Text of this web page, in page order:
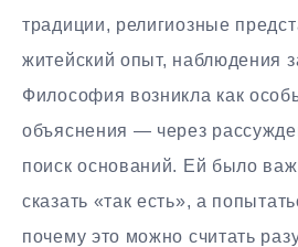
традиции, религиозные
житейский опыт, наблюдения
Философия возникла как
объяснения — через
поиск оснований. Ей было
сказать «так есть», а
почему это можно считать